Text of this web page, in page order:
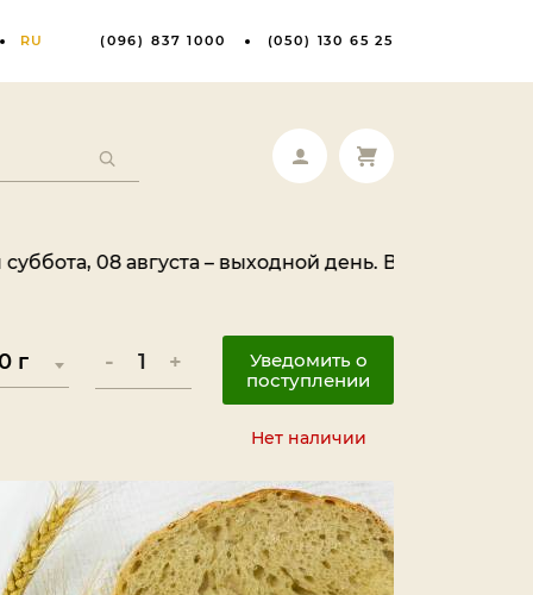
RU (096) 837 1000 (050) 130 65 25
августа – выходной день. Ваш заказ будет
- +
Уведомить о
поступлении
Нет наличии